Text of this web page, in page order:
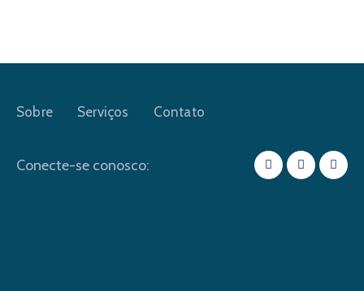
Sobre Serviços Contato
Conecte-se conosco: